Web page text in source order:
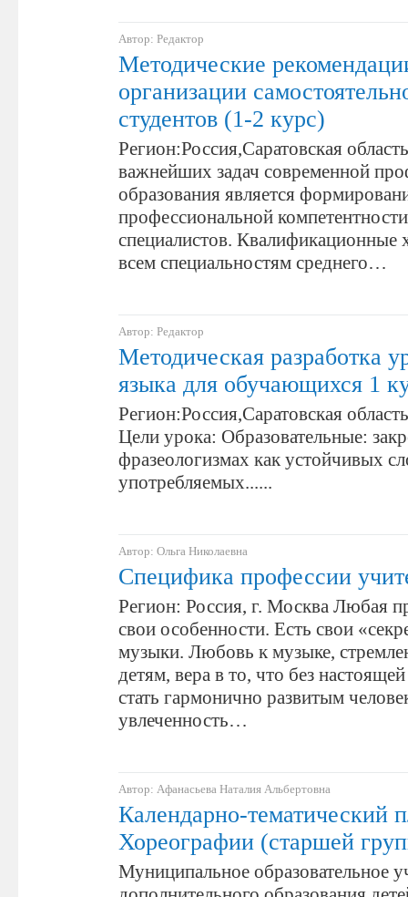
Автор: Редактор
Методические
организации
студентов (1-2 курс)
Регион:Россия,Саратовская
важнейших задач современной
образования является
профессиональной
специалистов. Квалификационные
всем специальностям среднего…
Автор: Редактор
Методическая разработка
языка для обучающихся 1
Регион:Россия,Саратовская
Цели урока: Образовательные:
фразеологизмах как устойчивых
употребляемых......
Автор: Ольга Николаевна
Специфика профессии
Регион: Россия, г. Москва Любая
свои особенности. Есть свои
музыки. Любовь к музыке,
детям, вера в то, что без
стать гармонично развитым
увлеченность…
Автор: Афанасьева Наталия Альбертовна
Календарно-тематический
Хореографии (старшей
Муниципальное образовательное